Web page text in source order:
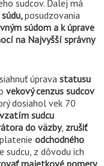
sudcov. Ďalej má
posudzovania
súdom a k úprave
na Najvyšší správny
úprava statusu
vekový cenzus sudcov
dosiahol vek 70
sudcu
do väzby, zrušiť
odchodného
sudcu, z dôvodu ich
majetkové pomery